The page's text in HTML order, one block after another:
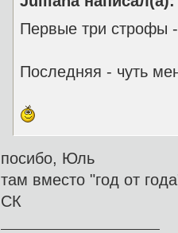
Первые три строфы
Последняя - чуть
посибо, Юль
там вместо "год от
СК